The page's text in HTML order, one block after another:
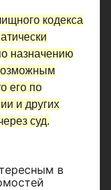
кодекса
назначению
его по
и других
суд.
в